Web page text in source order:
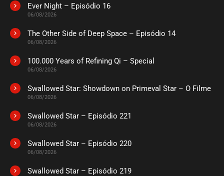
Ever Night – Episódio 16
06/08/2026
The Other Side of Deep Space – Episódio 14
06/08/2026
100.000 Years of Refining Qi – Special
06/08/2026
Swallowed Star: Showdown on Primeval Star – O Filme
06/08/2026
Swallowed Star – Episódio 221
06/08/2026
Swallowed Star – Episódio 220
06/08/2026
Swallowed Star – Episódio 219